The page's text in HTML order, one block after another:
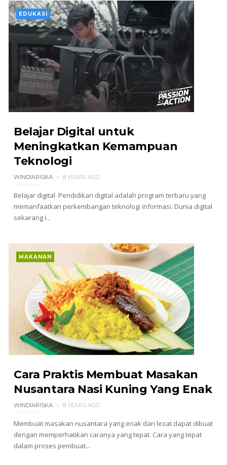
EDUKASI
Belajar Digital untuk
Meningkatkan Kemampuan
Teknologi
WINDIARISKA 8 YEARS AGO
Belajar digital Pendidikan digital adalah program terbaru yang
memanfaatkan perkembangan teknologi informasi. Dunia digital
sekarang i...
MAKANAN
Cara Praktis Membuat Masakan
Nusantara Nasi Kuning Yang Enak
WINDIARISKA 8 YEARS AGO
Membuat masakan nusantara yang enak dan lezat dapat dibuat
dengan memperhatikan caranya yang tepat. Cara yang tepat
dalam proses pembuat...